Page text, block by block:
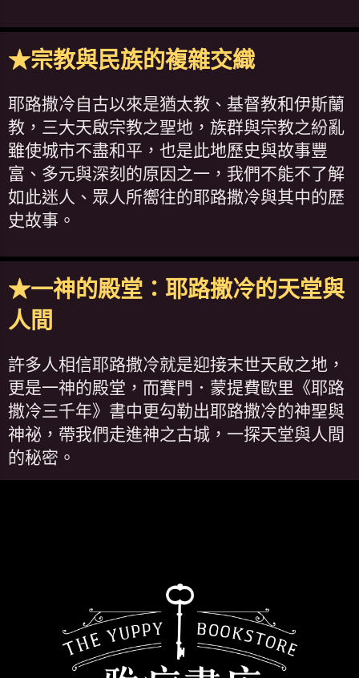
★宗教與民族的複雜交織
耶路撒冷自古以來是猶太教、基督教和伊斯蘭
教，三大天啟宗教之聖地，族群與宗教之紛亂
雖使城市不盡和平，也是此地歷史與故事豐
富、多元與深刻的原因之一，我們不能不了解
如此迷人、眾人所嚮往的耶路撒冷與其中的歷
史故事。
★一神的殿堂：耶路撒冷的天堂與
人間
許多人相信耶路撒冷就是迎接末世天啟之地，
更是一神的殿堂，而賽門．蒙提費歐里《耶路
撒冷三千年》書中更勾勒出耶路撒冷的神聖與
神祕，帶我們走進神之古城，一探天堂與人間
的秘密。